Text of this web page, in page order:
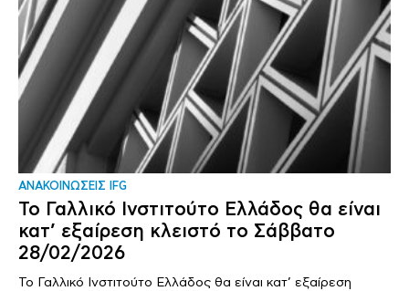
ΑΝΑΚΟΙΝΩΣΕΙΣ IFG
Το Γαλλικό Ινστιτούτο Ελλάδος θα είναι
κατ’ εξαίρεση κλειστό το Σάββατο
28/02/2026
Το Γαλλικό Ινστιτούτο Ελλάδος θα είναι κατ’ εξαίρεση